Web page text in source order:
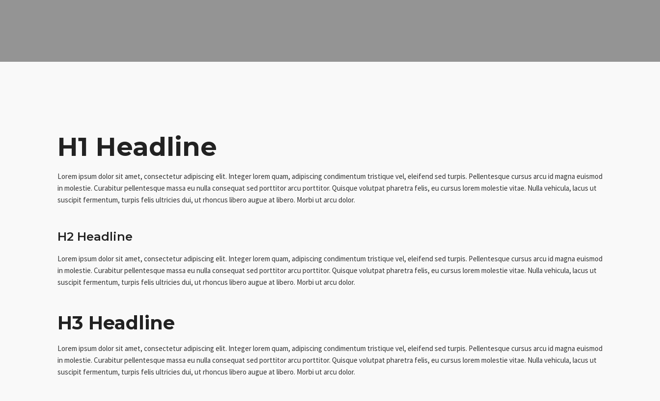
H1 Headline
Lorem ipsum dolor sit amet, consectetur adipiscing elit. Integer lorem quam, adipiscing condimentum tristique vel, eleifend sed turpis. Pellentesque cursus arcu id magna euismod
in molestie. Curabitur pellentesque massa eu nulla consequat sed porttitor arcu porttitor. Quisque volutpat pharetra felis, eu cursus lorem molestie vitae. Nulla vehicula, lacus ut
suscipit fermentum, turpis felis ultricies dui, ut rhoncus libero augue at libero. Morbi ut arcu dolor.
H2 Headline
Lorem ipsum dolor sit amet, consectetur adipiscing elit. Integer lorem quam, adipiscing condimentum tristique vel, eleifend sed turpis. Pellentesque cursus arcu id magna euismod
in molestie. Curabitur pellentesque massa eu nulla consequat sed porttitor arcu porttitor. Quisque volutpat pharetra felis, eu cursus lorem molestie vitae. Nulla vehicula, lacus ut
suscipit fermentum, turpis felis ultricies dui, ut rhoncus libero augue at libero. Morbi ut arcu dolor.
H3 Headline
Lorem ipsum dolor sit amet, consectetur adipiscing elit. Integer lorem quam, adipiscing condimentum tristique vel, eleifend sed turpis. Pellentesque cursus arcu id magna euismod
in molestie. Curabitur pellentesque massa eu nulla consequat sed porttitor arcu porttitor. Quisque volutpat pharetra felis, eu cursus lorem molestie vitae. Nulla vehicula, lacus ut
suscipit fermentum, turpis felis ultricies dui, ut rhoncus libero augue at libero. Morbi ut arcu dolor.